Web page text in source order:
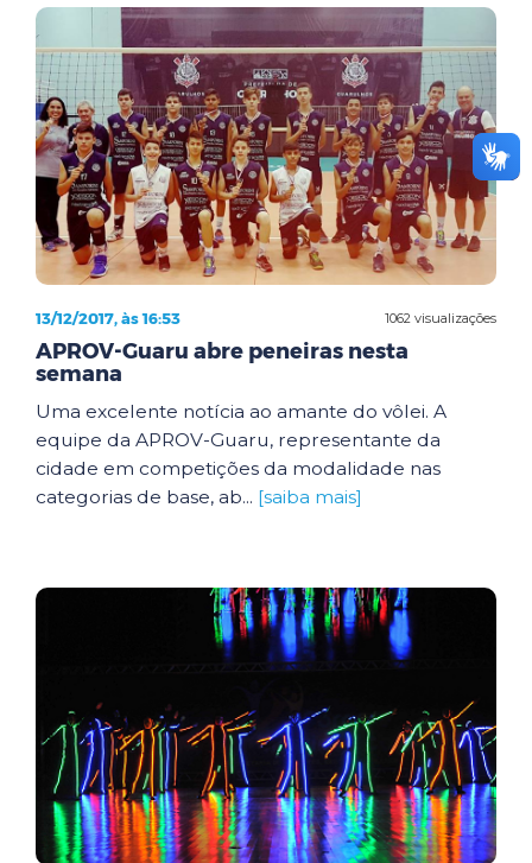
1062 visualizações
13/12/2017, às 16:53
APROV-Guaru abre peneiras nesta
semana
Uma excelente notícia ao amante do vôlei. A
equipe da APROV-Guaru, representante da
cidade em competições da modalidade nas
categorias de base, ab... [saiba mais]